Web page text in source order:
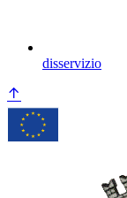
disservizio